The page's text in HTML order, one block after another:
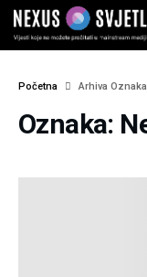
Početna Arhiva
Oznaka: